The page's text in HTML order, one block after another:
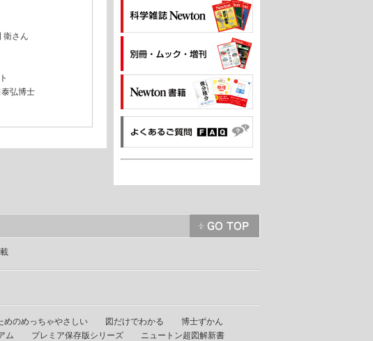
衛さん
弘博士
めのめっちゃやさしい 図だけでわかる
博士ずかん
ム プレミア保存版シリーズ ニュートン超図解新書